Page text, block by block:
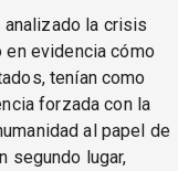
la crisis
evidencia cómo
tenían como
forzada con la
al papel de
segundo lugar,